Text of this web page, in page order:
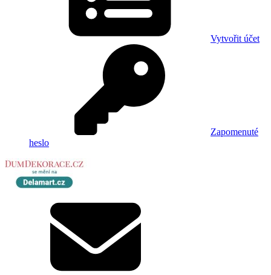
Vytvořit účet
Zapomenuté
heslo